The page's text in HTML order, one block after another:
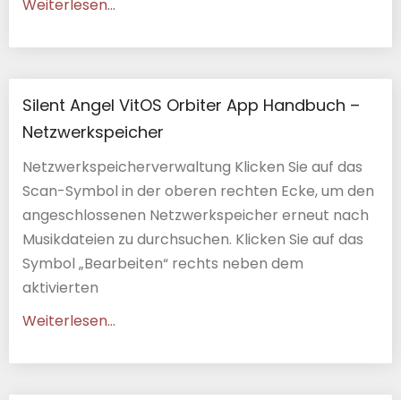
Weiterlesen...
Silent Angel VitOS Orbiter App Handbuch –
Netzwerkspeicher
Netzwerkspeicherverwaltung Klicken Sie auf das
Scan-Symbol in der oberen rechten Ecke, um den
angeschlossenen Netzwerkspeicher erneut nach
Musikdateien zu durchsuchen. Klicken Sie auf das
Symbol „Bearbeiten“ rechts neben dem
aktivierten
Weiterlesen...